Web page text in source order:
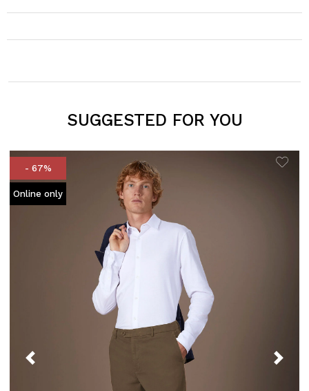
SUGGESTED FOR YOU
- 67%
Online only